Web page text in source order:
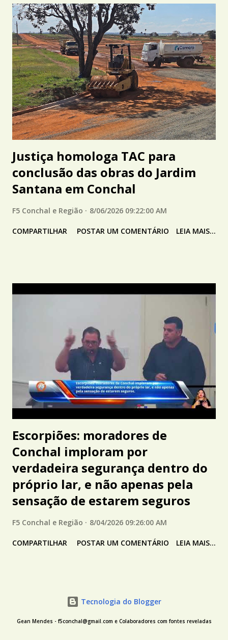
Justiça homologa TAC para
conclusão das obras do Jardim
Santana em Conchal
F5 Conchal e Região 8/06/2026 09:22:00 AM
COMPARTILHAR POSTAR UM COMENTÁRIO LEIA MAIS...
Escorpiões: moradores de
Conchal imploram por
verdadeira segurança dentro do
próprio lar, e não apenas pela
sensação de estarem seguros
F5 Conchal e Região 8/04/2026 09:26:00 AM
COMPARTILHAR POSTAR UM COMENTÁRIO LEIA MAIS...
Tecnologia do Blogger
Gean Mendes - f5conchal@gmail.com e Colaboradores com fontes reveladas